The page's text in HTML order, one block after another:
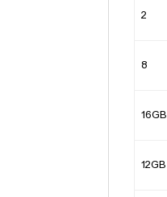
2
8
16GB
12GB